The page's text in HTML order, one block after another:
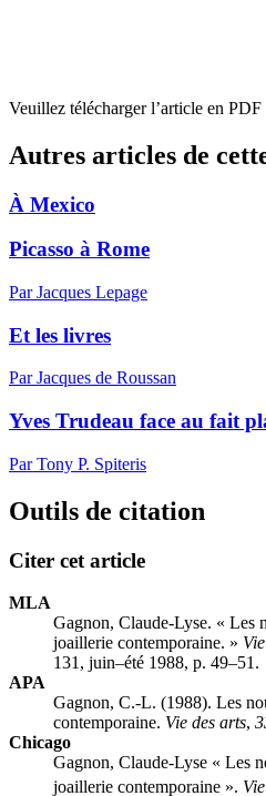
Veuillez télécharger l’article en
Autres articles de
À Mexico
Picasso à Rome
Par Jacques Lepage
Et les livres
Par Jacques de Roussan
Yves Trudeau face au fait
Par Tony P. Spiteris
Outils de citation
Citer cet article
MLA
Gagnon, Claude-Lyse. « Les
joaillerie contemporaine. »
131, juin–été 1988, p. 49–51.
APA
Gagnon, C.-L. (1988). Les
contemporaine. Vie des arts,
Chicago
Gagnon, Claude-Lyse « Les
joaillerie contemporaine ».